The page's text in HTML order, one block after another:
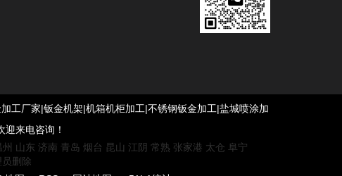
工厂家|钣金机架|机箱机柜加工|不锈钢钣金加工|盐城喷涂加
来电咨询！
山东 济南 青岛 烟台 昆山 江阴 常熟 张家港 太仓 阜宁
删除